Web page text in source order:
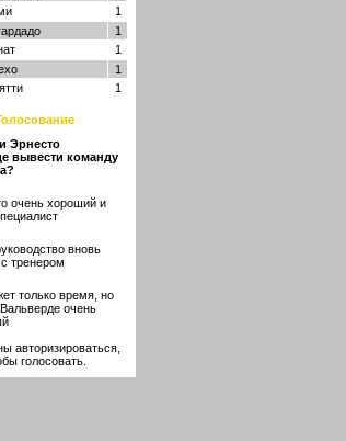
1
1
1
1
1
Эрнесто
вывести команду
очень хороший и
вновь
тренером
только время, но
очень
авторизироваться,
голосовать.